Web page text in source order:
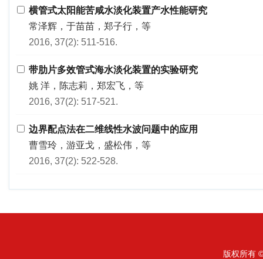
横管式太阳能苦咸水淡化装置产水性能研究
常泽辉，于苗苗，郑子行，等
2016, 37(2): 511-516.
带肋片多效管式海水淡化装置的实验研究
姚 洋，陈志莉，郑宏飞，等
2016, 37(2): 517-521.
边界配点法在二维线性水波问题中的应用
曹雪玲，游亚戈，盛松伟，等
2016, 37(2): 522-528.
版权所有